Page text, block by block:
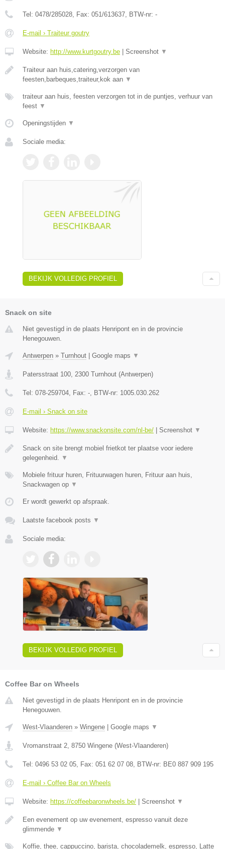
Tel: 0478/285028 , Fax: 051/613637 , BTW-nr: -
E-mail › Traiteur goutry
Website: http://www.kurtgoutry.be | Screenshot ▼
Traiteur aan huis,catering,verzorgen van
feesten,barbeques,traiteur,kok aan ▼
traiteur aan huis, feesten verzorgen tot in de puntjes, verhuur van
feest ▼
Openingstijden ▼
Sociale media:
BEKIJK VOLLEDIG PROFIEL
Snack on site
Niet gevestigd in de plaats Henripont en in de provincie
Henegouwen.
Antwerpen » Turnhout Google maps ▼
Patersstraat 100, 2300 Turnhout (Antwerpen)
Tel: 078-259704, Fax: -, BTW-nr: 1005.030.262
E-mail › Snack on site
Website: https://www.snackonsite.com/nl-be/ Screenshot ▼
Snack on site brengt mobiel frietkot ter plaatse voor iedere
gelegenheid. ▼
Mobiele frituur huren, Frituurwagen huren, Frituur aan huis,
Snackwagen op ▼
Er wordt gewerkt op afspraak.
Laatste facebook posts ▼
Sociale media:
BEKIJK VOLLEDIG PROFIEL
Coffee Bar on Wheels
Niet gevestigd in de plaats Henripont en in de provincie
Henegouwen.
West-Vlaanderen » Wingene Google maps ▼
Vromanstraat 2, 8750 Wingene (West-Vlaanderen)
Tel: 0496 53 02 05, Fax: 051 62 07 08, BTW-nr: BE0 887 909 195
E-mail › Coffee Bar on Wheels
Website: https://coffeebaronwheels.be/ Screenshot ▼
Een evenement op uw evenement, espresso vanuit deze
glimmende ▼
Koffie, thee, cappuccino, barista, chocolademelk, espresso, Latte